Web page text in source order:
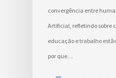
convergência entre
Artificial, refletindo sobre
educação e trabalho
por que…